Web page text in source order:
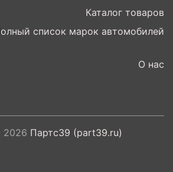
Каталог товаров
список марок автомобилей
О нас
2026 Партс39 (part39.ru)